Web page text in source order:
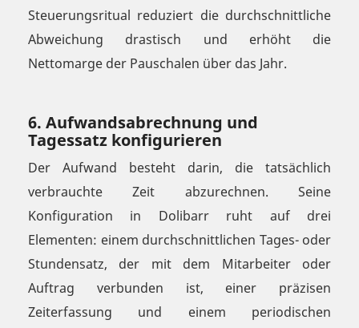
Steuerungsritual reduziert die durchschnittliche
Abweichung drastisch und erhöht die
Nettomarge der Pauschalen über das Jahr.
6. Aufwandsabrechnung und
Tagessatz konfigurieren
Der Aufwand besteht darin, die tatsächlich
verbrauchte Zeit abzurechnen. Seine
Konfiguration in Dolibarr ruht auf drei
Elementen: einem durchschnittlichen Tages- oder
Stundensatz, der mit dem Mitarbeiter oder
Auftrag verbunden ist, einer präzisen
Zeiterfassung und einem periodischen